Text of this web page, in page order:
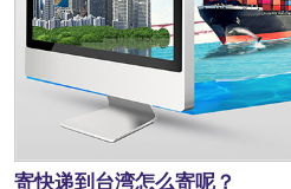
寄快递到台湾怎么寄呢？